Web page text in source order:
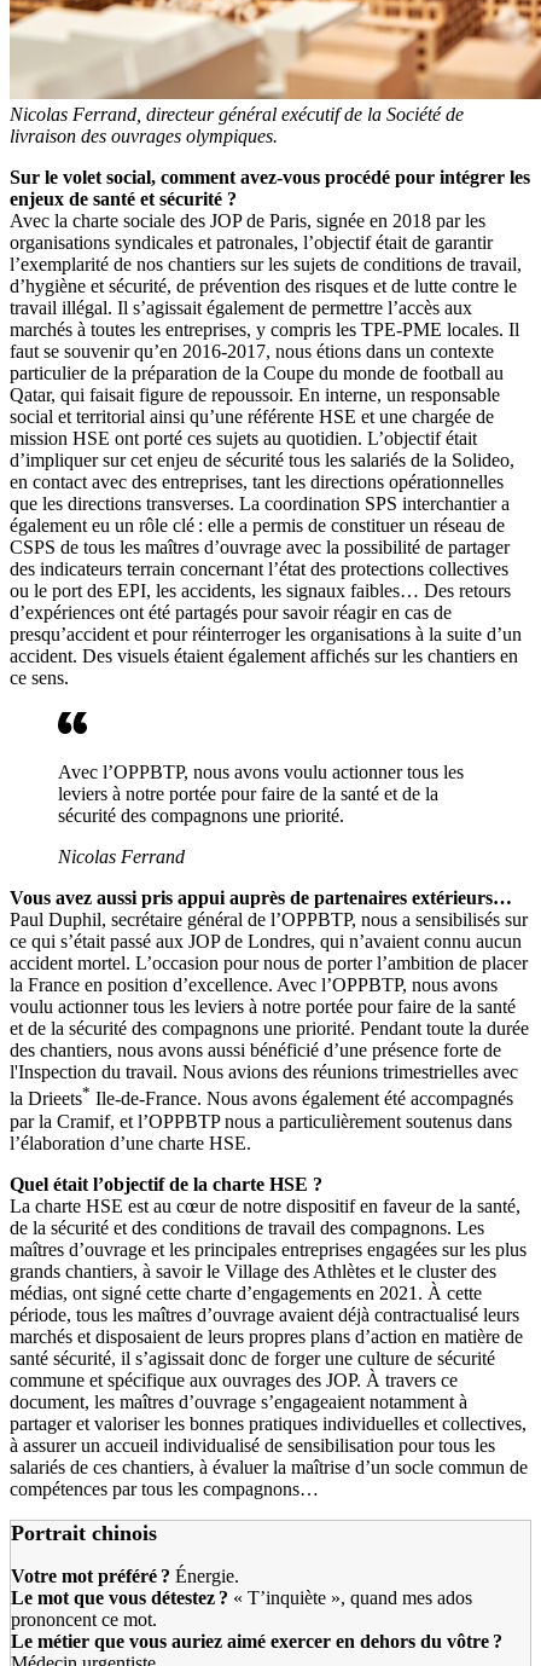
Nicolas Ferrand, directeur général exécutif de la Société de
livraison des ouvrages olympiques.
Sur le volet social, comment avez-vous procédé pour intégrer les
enjeux de santé et sécurité ?
Avec la charte sociale des JOP de Paris, signée en 2018 par les
organisations syndicales et patronales, l’objectif était de garantir
l’exemplarité de nos chantiers sur les sujets de conditions de travail,
d’hygiène et sécurité, de prévention des risques et de lutte contre le
travail illégal. Il s’agissait également de permettre l’accès aux
marchés à toutes les entreprises, y compris les TPE-PME locales. Il
faut se souvenir qu’en 2016-2017, nous étions dans un contexte
particulier de la préparation de la Coupe du monde de football au
Qatar, qui faisait figure de repoussoir. En interne, un responsable
social et territorial ainsi qu’une référente HSE et une chargée de
mission HSE ont porté ces sujets au quotidien. L’objectif était
d’impliquer sur cet enjeu de sécurité tous les salariés de la Solideo,
en contact avec des entreprises, tant les directions opérationnelles
que les directions transverses. La coordination SPS interchantier a
également eu un rôle clé : elle a permis de constituer un réseau de
CSPS de tous les maîtres d’ouvrage avec la possibilité de partager
des indicateurs terrain concernant l’état des protections collectives
ou le port des EPI, les accidents, les signaux faibles… Des retours
d’expériences ont été partagés pour savoir réagir en cas de
presqu’accident et pour réinterroger les organisations à la suite d’un
accident. Des visuels étaient également affichés sur les chantiers en
ce sens.
Avec l’OPPBTP, nous avons voulu actionner tous les
leviers à notre portée pour faire de la santé et de la
sécurité des compagnons une priorité.
Nicolas Ferrand
Vous avez aussi pris appui auprès de partenaires extérieurs…
Paul Duphil, secrétaire général de l’OPPBTP, nous a sensibilisés sur
ce qui s’était passé aux JOP de Londres, qui n’avaient connu aucun
accident mortel. L’occasion pour nous de porter l’ambition de placer
la France en position d’excellence. Avec l’OPPBTP, nous avons
voulu actionner tous les leviers à notre portée pour faire de la santé
et de la sécurité des compagnons une priorité. Pendant toute la durée
des chantiers, nous avons aussi bénéficié d’une présence forte de
l'Inspection du travail. Nous avions des réunions trimestrielles avec
la Drieets* Ile-de-France. Nous avons également été accompagnés
par la Cramif, et l’OPPBTP nous a particulièrement soutenus dans
l’élaboration d’une charte HSE.
Quel était l’objectif de la charte HSE ?
La charte HSE est au cœur de notre dispositif en faveur de la santé,
de la sécurité et des conditions de travail des compagnons. Les
maîtres d’ouvrage et les principales entreprises engagées sur les plus
grands chantiers, à savoir le Village des Athlètes et le cluster des
médias, ont signé cette charte d’engagements en 2021. À cette
période, tous les maîtres d’ouvrage avaient déjà contractualisé leurs
marchés et disposaient de leurs propres plans d’action en matière de
santé sécurité, il s’agissait donc de forger une culture de sécurité
commune et spécifique aux ouvrages des JOP. À travers ce
document, les maîtres d’ouvrage s’engageaient notamment à
partager et valoriser les bonnes pratiques individuelles et collectives,
à assurer un accueil individualisé de sensibilisation pour tous les
salariés de ces chantiers, à évaluer la maîtrise d’un socle commun de
compétences par tous les compagnons…
Portrait chinois
Votre mot préféré ? Énergie.
Le mot que vous détestez ? « T’inquiète », quand mes ados
prononcent ce mot.
Le métier que vous auriez aimé exercer en dehors du vôtre ?